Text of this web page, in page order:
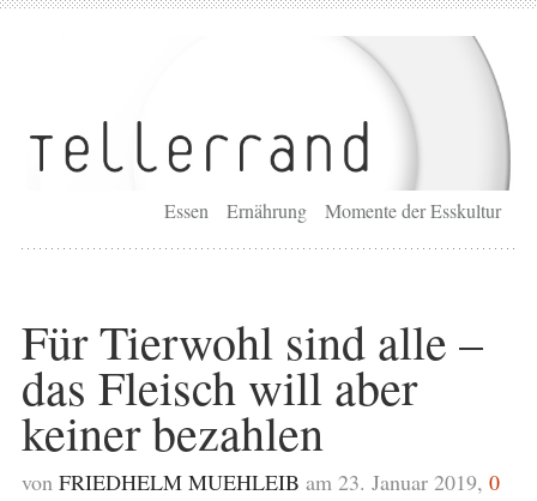
Essen Ernährung Momente der Esskultur
Für Tierwohl sind alle –
das Fleisch will aber
keiner bezahlen
von FRIEDHELM MUEHLEIB am 23. Januar 2019, 0